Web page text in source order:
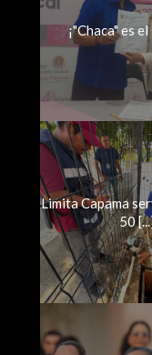
¡"Chaca" es
Limita Capama
50